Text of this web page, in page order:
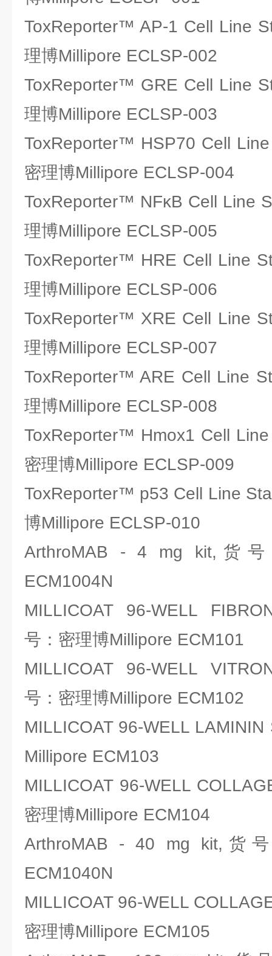
ToxReporter™ AP-1 Cell Line
理博Millipore ECLSP-002
ToxReporter™ GRE Cell Line
理博Millipore ECLSP-003
ToxReporter™ HSP70 Cell
密理博Millipore ECLSP-004
ToxReporter™ NFκB Cell Line
理博Millipore ECLSP-005
ToxReporter™ HRE Cell Line
理博Millipore ECLSP-006
ToxReporter™ XRE Cell Line
理博Millipore ECLSP-007
ToxReporter™ ARE Cell Line
理博Millipore ECLSP-008
ToxReporter™ Hmox1 Cell
密理博Millipore ECLSP-009
ToxReporter™ p53 Cell Line
博Millipore ECLSP-010
ArthroMAB - 4 mg kit,货
ECM1004N
MILLICOAT 96-WELL
号：密理博Millipore ECM101
MILLICOAT 96-WELL
号：密理博Millipore ECM102
MILLICOAT 96-WELL
Millipore ECM103
MILLICOAT 96-WELL
密理博Millipore ECM104
ArthroMAB - 40 mg kit,货
ECM1040N
MILLICOAT 96-WELL
密理博Millipore ECM105